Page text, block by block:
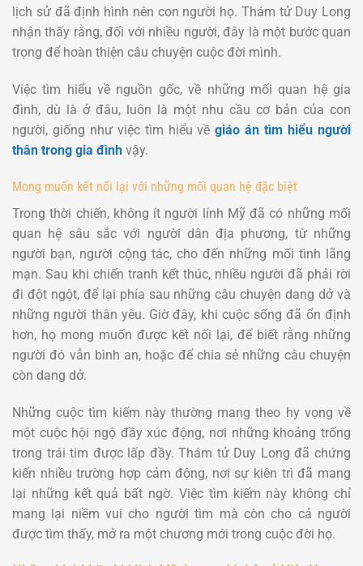
lịch sử đã định hình nên con người họ. Thám tử Duy Long
nhận thấy rằng, đối với nhiều người, đây là một bước quan
trọng để hoàn thiện câu chuyện cuộc đời mình.
Việc tìm hiểu về nguồn gốc, về những mối quan hệ gia
đình, dù là ở đâu, luôn là một nhu cầu cơ bản của con
người, giống như việc tìm hiểu vềgiáo án tìm hiểu người
thân trong gia đình vậy.
Mong muốn kết nối lại với những mối quan hệ đặc biệt
Trong thời chiến, không ít người lính Mỹ đã có những mối
quan hệ sâu sắc với người dân địa phương, từ những
người bạn, người cộng tác, cho đến những mối tình lãng
mạn. Sau khi chiến tranh kết thúc, nhiều người đã phải rời
đi đột ngột, để lại phía sau những câu chuyện dang dở và
những người thân yêu. Giờ đây, khi cuộc sống đã ổn định
hơn, họ mong muốn được kết nối lại, để biết rằng những
người đó vẫn bình an, hoặc để chia sẻ những câu chuyện
còn dang dở.
Những cuộc tìm kiếm này thường mang theo hy vọng về
một cuộc hội ngộ đầy xúc động, nơi những khoảng trống
trong trái tim được lấp đầy. Thám tử Duy Long đã chứng
kiến nhiều trường hợp cảm động, nơi sự kiên trì đã mang
lại những kết quả bất ngờ. Việc tìm kiếm này không chỉ
mang lại niềm vui cho người tìm mà còn cho cả người
được tìm thấy, mở ra một chương mới trong cuộc đời họ.